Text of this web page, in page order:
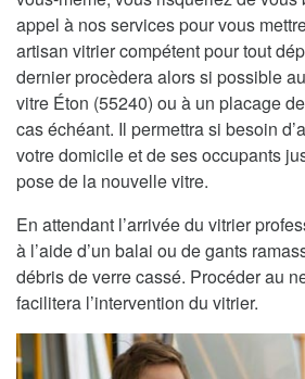
appel à nos services pour vous
artisan vitrier compétent pour tout
dernier procèdera alors si possible
vitre Éton (55240) ou à un placage
cas échéant. Il permettra si besoin
votre domicile et de ses occupants
pose de la nouvelle vitre.
En attendant l’arrivée du vitrier
à l’aide d’un balai ou de gants
débris de verre cassé. Procéder au
facilitera l’intervention du vitrier.